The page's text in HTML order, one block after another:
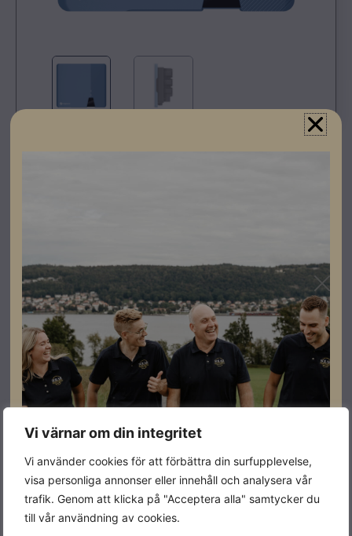
Vi värnar om din integritet
Vi använder cookies för att förbättra din surfupplevelse,
visa personliga annonser eller innehåll och analysera vår
trafik. Genom att klicka på "Acceptera alla" samtycker du
till vår användning av cookies.
har två oberoende MPP-trackers som möjliggör en
möjlig 150 % överdimensionering av PV-matrisen,
vilket ger dig maximal flexibilitet och effektivitet. ASW
3-20K-LT-G2 Pro-växelriktarna har en maximal inström
på 32A per sträng, vilket gör dem till ett fantastiskt val
för alla installationer med hög efterfrågan.
Specifikationer
Effekt 13kW
Färg Blå